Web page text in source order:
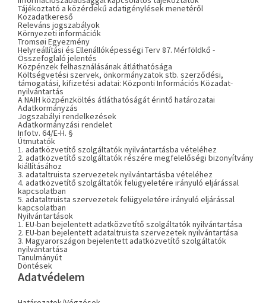
Tájékoztató a közérdekű adatigénylések menetéről
Közadatkereső
Releváns jogszabályok
Környezeti információk
Tromsøi Egyezmény
Helyreállítási és Ellenállóképességi Terv 87. Mérföldkő -
Összefoglaló jelentés
Közpénzek felhasználásának átláthatósága
Költségvetési szervek, önkormányzatok stb. szerződési,
támogatási, kifizetési adatai: Központi Információs Közadat-
nyilvántartás
A NAIH közpénzköltés átláthatóságát érintő határozatai
Adatkormányzás
Jogszabályi rendelkezések
Adatkormányzási rendelet
Infotv. 64/E-H. §
Útmutatók
1. adatközvetítő szolgáltatók nyilvántartásba vételéhez
2. adatközvetítő szolgáltatók részére megfelelőségi bizonyítvány
kiállításához
3. adataltruista szervezetek nyilvántartásba vételéhez
4. adatközvetítő szolgáltatók felügyeletére irányuló eljárással
kapcsolatban
5. adataltruista szervezetek felügyeletére irányuló eljárással
kapcsolatban
Nyilvántartások
1. EU-ban bejelentett adatközvetítő szolgáltatók nyilvántartása
2. EU-ban bejelentett adataltruista szervezetek nyilvántartása
3. Magyarországon bejelentett adatközvetítő szolgáltatók
nyilvántartása
Tanulmányút
Döntések
Adatvédelem